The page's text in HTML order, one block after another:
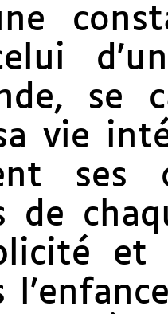
se
vie
ses
de
et